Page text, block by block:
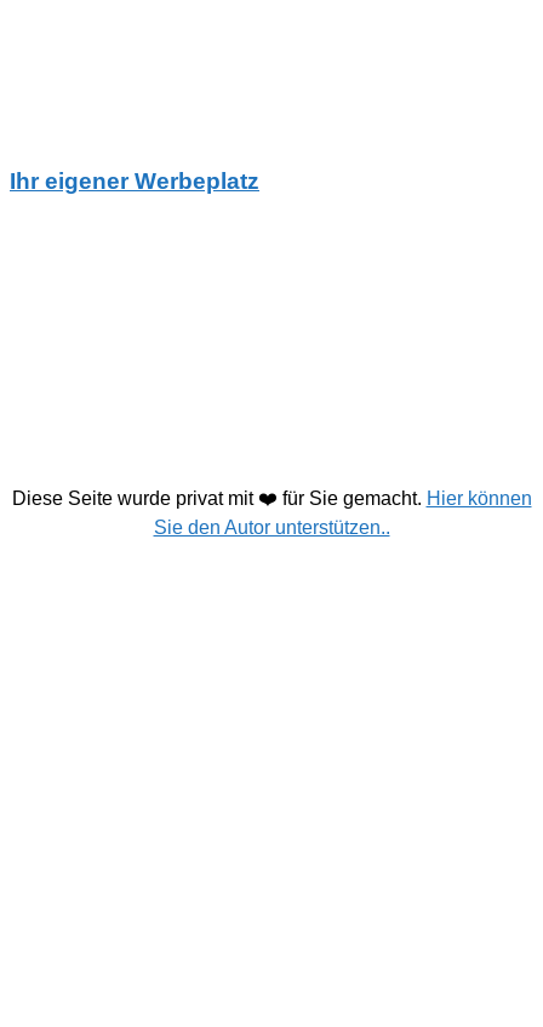
Ihr eigener Werbeplatz
Diese Seite wurde privat mit ❤️ für Sie gemacht. Hier können
Sie den Autor unterstützen..